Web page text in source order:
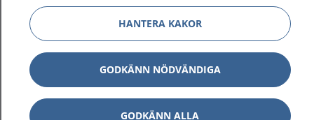
Om 1177
Kontakt Visa
HANTERA KAKOR
GODKÄNN NÖDVÄNDIGA
GODKÄNN ALLA